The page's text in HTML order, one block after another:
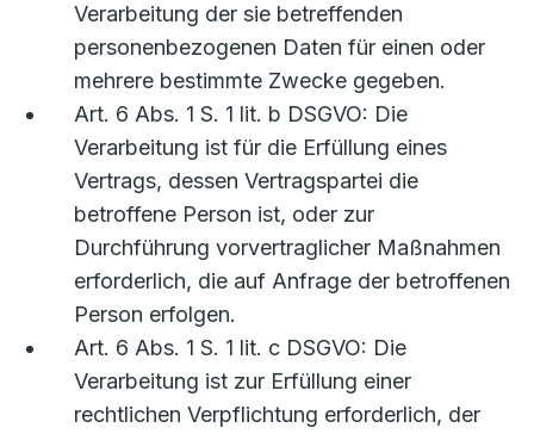
Verarbeitung der sie betreffenden
personenbezogenen Daten für einen oder
mehrere bestimmte Zwecke gegeben.
Art. 6 Abs. 1 S. 1 lit. b DSGVO: Die
Verarbeitung ist für die Erfüllung eines
Vertrags, dessen Vertragspartei die
betroffene Person ist, oder zur
Durchführung vorvertraglicher Maßnahmen
erforderlich, die auf Anfrage der betroffenen
Person erfolgen.
Art. 6 Abs. 1 S. 1 lit. c DSGVO: Die
Verarbeitung ist zur Erfüllung einer
rechtlichen Verpflichtung erforderlich, der